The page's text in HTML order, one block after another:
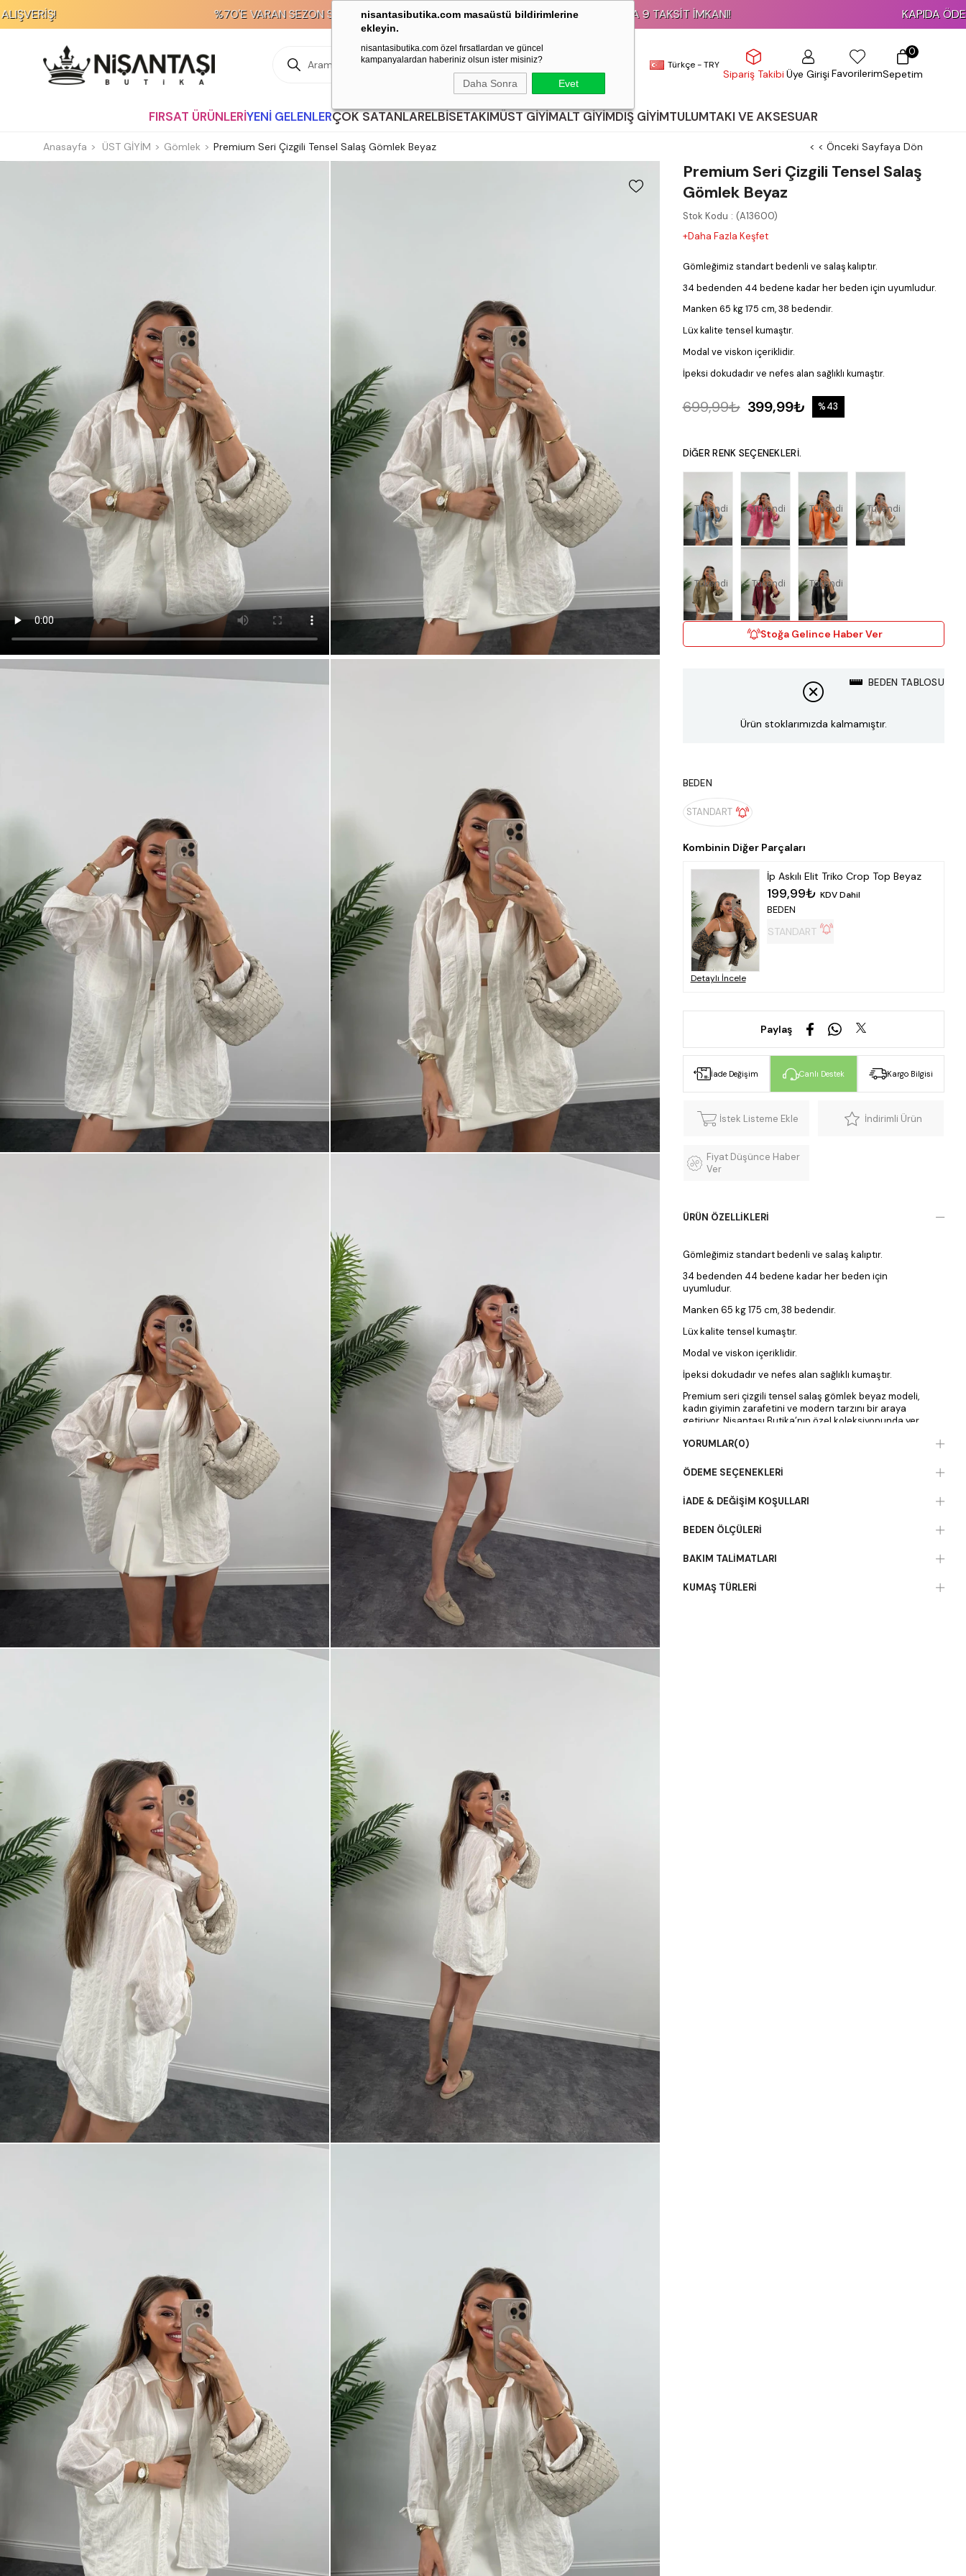
nisantasibutika.com masaüstü bildirimlerine
ekleyin.
nisantasibutika.com özel fırsatlardan ve güncel
kampanyalardan haberiniz olsun ister misiniz?
Daha Sonra Evet
%70'E VARAN SEZON SONU İNDİRİMİ! KREDİ KARTLARINA 9 TAKSİT İMKANI!
Türkçe - TRY
Sipariş TakibiÜye GirişiFavorilerimSepetim
0
FIRSAT ÜRÜNLERİYENİ GELENLERÇOK SATANLARELBİSETAKIMÜST GİYİMALT GİYİMDIŞ GİYİMTULUMTAKI VE AKSESUAR
Anasayfa ÜST GİYİM Gömlek Premium Seri Çizgili Tensel Salaş Gömlek Beyaz < < Önceki Sayfaya Dön
Premium Seri Çizgili Tensel Salaş
Gömlek Beyaz
Stok Kodu
(A13600)
+Daha Fazla Keşfet
Gömleğimiz standart bedenli ve salaş kalıptır.
34 bedenden 44 bedene kadar her beden için uyumludur.
Manken 65 kg 175 cm, 38 bedendir.
Lüx kalite tensel kumaştır.
Modal ve viskon içeriklidir.
İpeksi dokudadır ve nefes alan sağlıklı kumaştır.
699,99₺ 399,99₺ %43
DIĞER RENK SEÇENEKLERI.
Tükendi Tükendi Tükendi Tükendi
Tükendi Tükendi Tükendi
Stoğa Gelince Haber Ver
BEDEN TABLOSU
Ürün stoklarımızda kalmamıştır.
BEDEN
STANDART
Detaylı İncele
İp Askılı Elit Triko Crop Top Beyaz
199,99₺ KDV Dahil
BEDEN
STANDART
Paylaş
İade Değişim Canlı Destek Kargo Bilgisi
İstek Listeme Ekle İndirimli Ürün
Fiyat Düşünce Haber
Ver
ÜRÜN ÖZELLIKLERI
Gömleğimiz standart bedenli ve salaş kalıptır.
34 bedenden 44 bedene kadar her beden için
uyumludur.
Manken 65 kg 175 cm, 38 bedendir.
Lüx kalite tensel kumaştır.
Modal ve viskon içeriklidir.
İpeksi dokudadır ve nefes alan sağlıklı kumaştır.
Premium seri çizgili tensel salaş gömlek beyaz modeli,
kadın giyimin zarafetini ve modern tarzını bir araya
getiriyor. Nişantaşı Butika’nın özel koleksiyonunda yer
hazırlanmıştır. Kaliteli kumaşı ve dikkat çeken detaylarıyla
Kadın giyimde özgünlük arayanların tercihi olan bu parça,
sezonun trendlerini yansıtarak stilinize yeni bir soluk
kazandırır. Nişantaşı Butika ile modayı takip edin, tarzınızı
yansıtın ve fark yaratın.
YORUMLAR(0)
ÖDEME SEÇENEKLERI
İADE & DEĞIŞIM KOŞULLARI
BEDEN ÖLÇÜLERI
BAKIM TALIMATLARI
KUMAŞ TÜRLERI
Bültenimize Abone Olun,
Fırsatları İlk Siz Yakalayın!
İndirim ve fırsatlardan ilk sizin haberiniz olsun,
kayıt olun ve avantajlardan yararlanın!
Kampanya, duyuru ve bilgilendirmelerden E-Posta,
tarafından geliştirilmiştir.